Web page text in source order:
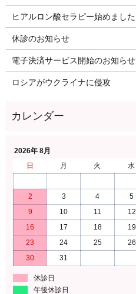
ヒアルロン酸セラピー始めました
休診のお知らせ
電子決済サービス開始のお知らせ
ロシアがウクライナに侵攻
2026年 8月
日
月 火 水
2
3 4 5
9
10 11 12
16
17 18 19
23
24 25 26
30
31
休診日
午後休診日